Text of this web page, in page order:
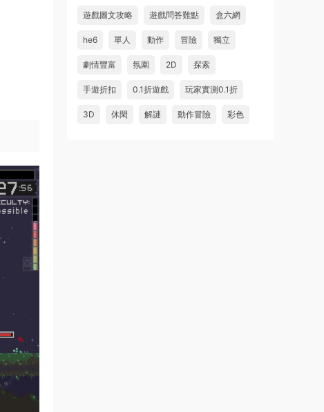
遊戲圖文攻略 遊戲問答難點 盒六網
he6 單人 動作 冒險 獨立
劇情豐富 氛圍 2D 探索
手遊折扣 0.1折遊戲 玩家實測0.1折
3D 休閑 解謎 動作冒險 彩色